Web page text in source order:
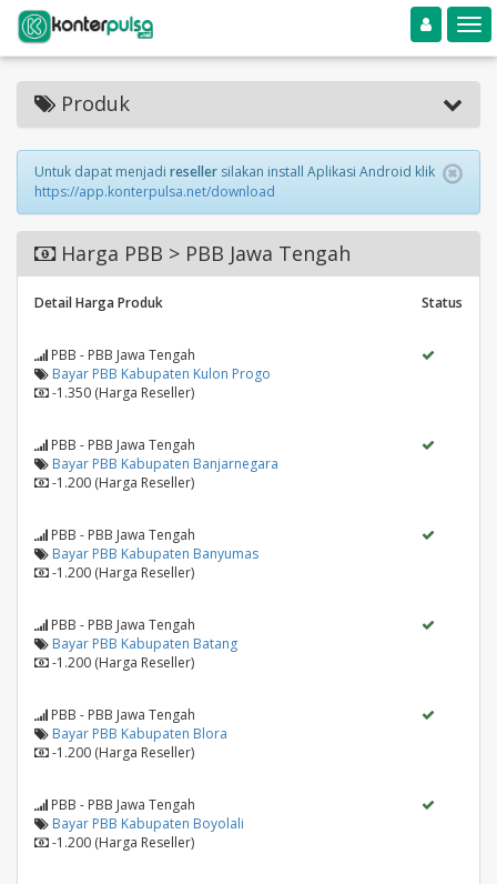
Toggle navigation
Produk
Untuk dapat menjadi reseller silakan install Aplikasi Android klik
https://app.konterpulsa.net/download
Harga PBB > PBB Jawa Tengah
Detail Harga Produk Status
PBB - PBB Jawa Tengah
Bayar PBB Kabupaten Kulon Progo
-1.350 (Harga Reseller)
PBB - PBB Jawa Tengah
Bayar PBB Kabupaten Banjarnegara
-1.200 (Harga Reseller)
PBB - PBB Jawa Tengah
Bayar PBB Kabupaten Banyumas
-1.200 (Harga Reseller)
PBB - PBB Jawa Tengah
Bayar PBB Kabupaten Batang
-1.200 (Harga Reseller)
PBB - PBB Jawa Tengah
Bayar PBB Kabupaten Blora
-1.200 (Harga Reseller)
PBB - PBB Jawa Tengah
Bayar PBB Kabupaten Boyolali
-1.200 (Harga Reseller)